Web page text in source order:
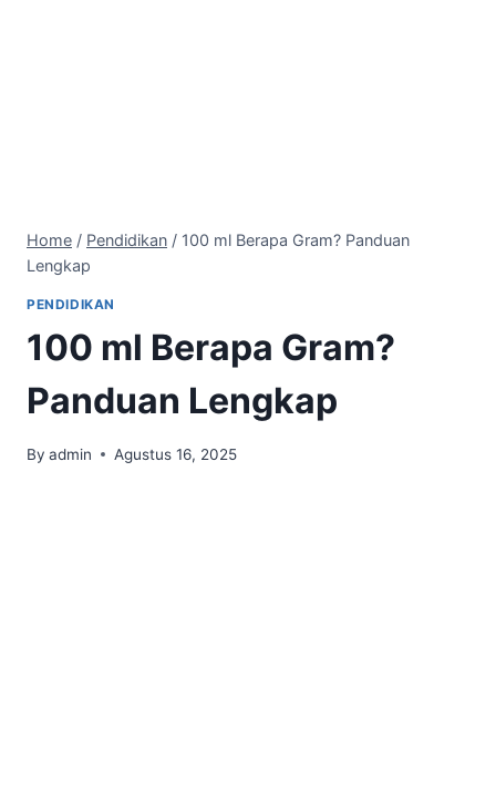
Home / Pendidikan / 100 ml Berapa Gram? Panduan
Lengkap
PENDIDIKAN
100 ml Berapa Gram?
Panduan Lengkap
By admin Agustus 16, 2025